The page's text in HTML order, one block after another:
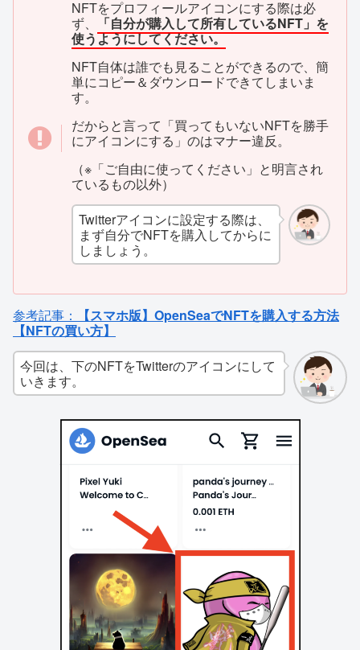
NFTをプロフィールアイコンにする際は必
ず、
「自分が購入して所有しているNFT」を
使うようにしてください。
NFT自体は誰でも見ることができるので、簡
単にコピー＆ダウンロードできてしまいま
す。
だからと言って「買ってもいないNFTを勝手
にアイコンにする」のはマナー違反。
（※「ご自由に使ってください」と明言され
ているもの以外）
Twitterアイコンに設定する際は、
まず自分でNFTを購入してからに
しましょう。
参考記事：
【スマホ版】OpenSeaでNFTを購入する方法
【NFTの買い方】
今回は、下のNFTをTwitterのアイコンにして
いきます。